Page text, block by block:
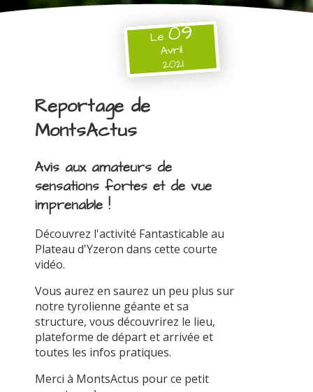
Le09
Avril
2021
Reportage de
MontsActus
Avis aux amateurs de
sensations fortes et de vue
imprenable !
Découvrez l'activité Fantasticable au
Plateau d'Yzeron dans cette courte
vidéo.
Vous aurez en saurez un peu plus sur
notre tyrolienne géante et sa
structure, vous découvrirez le lieu,
plateforme de départ et arrivée et
toutes les infos pratiques.
Merci à MontsActus pour ce petit